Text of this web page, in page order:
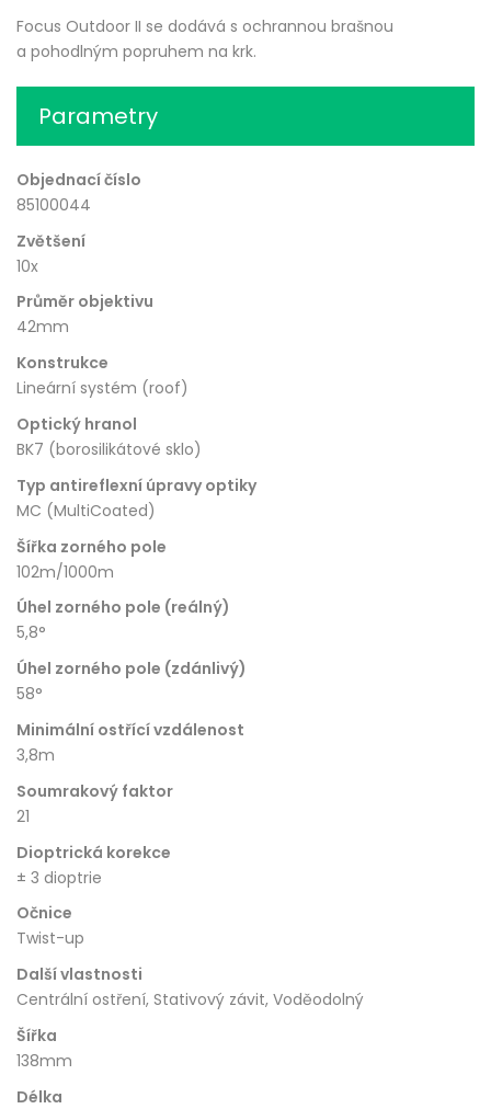
Focus Outdoor II se dodává s ochrannou brašnou
a pohodlným popruhem na krk.
Parametry
Objednací číslo
85100044
Zvětšení
10x
Průměr objektivu
42mm
Konstrukce
Lineární systém (roof)
Optický hranol
BK7 (borosilikátové sklo)
Typ antireflexní úpravy optiky
MC (MultiCoated)
Šířka zorného pole
102m/1000m
Úhel zorného pole (reálný)
5,8°
Úhel zorného pole (zdánlivý)
58°
Minimální ostřící vzdálenost
3,8m
Soumrakový faktor
21
Dioptrická korekce
± 3 dioptrie
Očnice
Twist-up
Další vlastnosti
Centrální ostření, Stativový závit, Voděodolný
Šířka
138mm
Délka